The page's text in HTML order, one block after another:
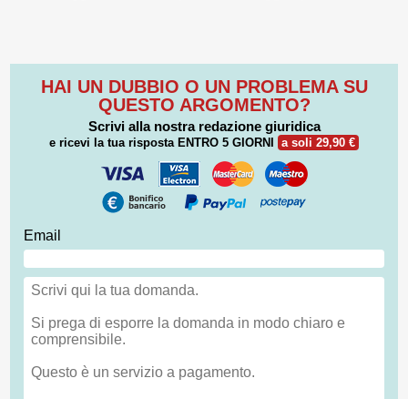
HAI UN DUBBIO O UN PROBLEMA SU
QUESTO ARGOMENTO?
Scrivi alla nostra redazione giuridica
e ricevi la tua risposta ENTRO 5 GIORNI a soli 29,90 €
Email